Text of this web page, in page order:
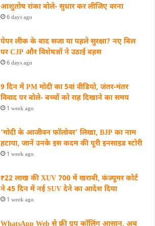
आशुतोष रांका बोले- सुधार कर लीजिए वरना
6 days ago
पेपर लीक के बाद सजा या पहले सुरक्षा? नए बिल
पर CJP और विशेषज्ञों ने उठाई बहस
6 days ago
9 दिन में PM मोदी का 5वां वीडियो, जंतर-मंतर
विवाद पर बोले- बच्चों को राह दिखाने का समय
1 week ago
‘मोदी के आजीवन फॉलोवर’ लिखा, BJP का नाम
हटाया, जानें उनके इस कदम की पूरी इनसाइड स्‍टोरी
1 week ago
₹22 लाख की XUV 700 में खराबी, कंज्यूमर कोर्ट
ने 45 दिन में नई SUV देने का आदेश दिया
1 week ago